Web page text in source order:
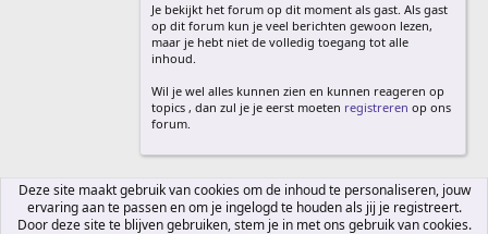
Je bekijkt het forum op dit moment als gast. Als gast
op dit forum kun je veel berichten gewoon lezen,
maar je hebt niet de volledig toegang tot alle
inhoud.
Wil je wel alles kunnen zien en kunnen reageren op
topics , dan zul je je eerst moeten registreren op ons
forum.
Deze site maakt gebruik van cookies om de inhoud te personaliseren, jouw
ervaring aan te passen en om je ingelogd te houden als jij je registreert.
Door deze site te blijven gebruiken, stem je in met ons gebruik van cookies.